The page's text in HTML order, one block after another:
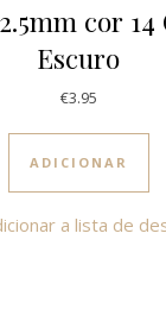
cor 14
Escuro
€3.95
ADICIONAR
a lista de